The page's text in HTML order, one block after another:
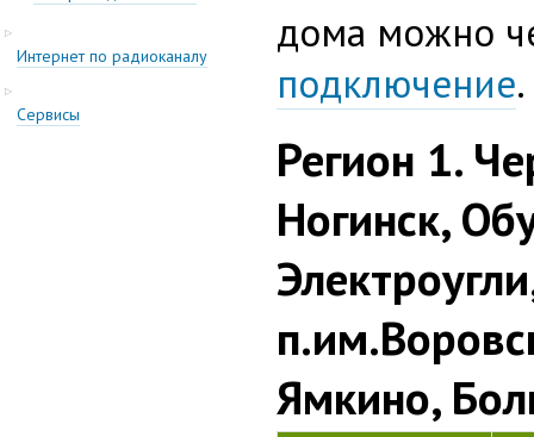
Интернет по радиоканалу
Cервисы
дома можно
подключение.
Регион 1.
Ногинск,
Ямкино,